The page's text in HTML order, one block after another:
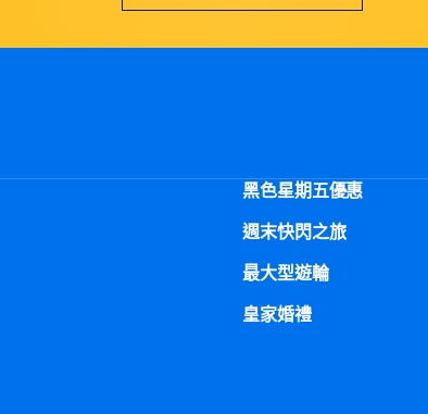
黑色星期五優惠
週末快閃之旅
最大型遊輪
皇家婚禮